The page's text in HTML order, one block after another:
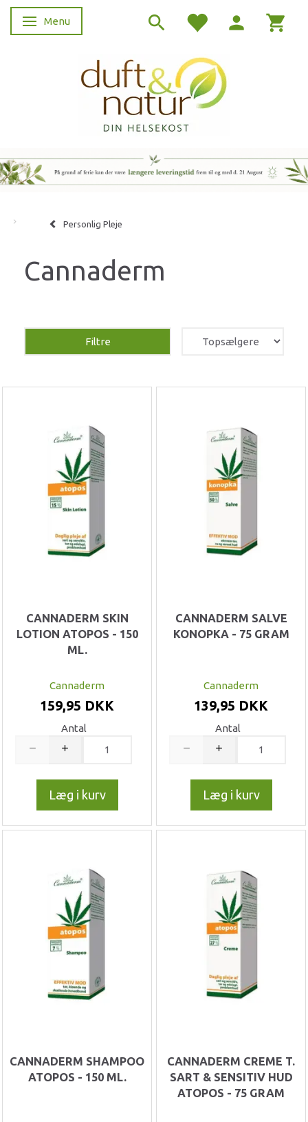
Skifte navigation
Menu
Personlig Pleje
Cannaderm
Filtre
CANNADERM SKIN
LOTION ATOPOS - 150
ML.
Cannaderm
159,95 DKK
Antal
Læg i kurv
CANNADERM SALVE
KONOPKA - 75 GRAM
Cannaderm
139,95 DKK
Antal
Læg i kurv
CANNADERM SHAMPOO
ATOPOS - 150 ML.
CANNADERM CREME T.
SART & SENSITIV HUD
ATOPOS - 75 GRAM